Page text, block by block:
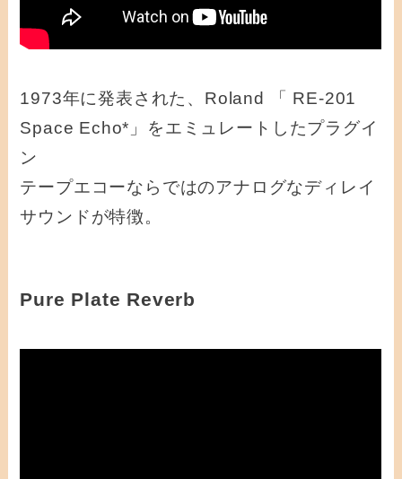
1973年に発表された、Roland 「 RE-201
Space Echo*」をエミュレートしたプラグイ
ン
テープエコーならではのアナログなディレイ
サウンドが特徴。
Pure Plate Reverb